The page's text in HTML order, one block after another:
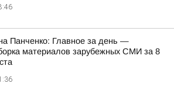
Панченко: Главное за день —
материалов зарубежных СМИ за 8